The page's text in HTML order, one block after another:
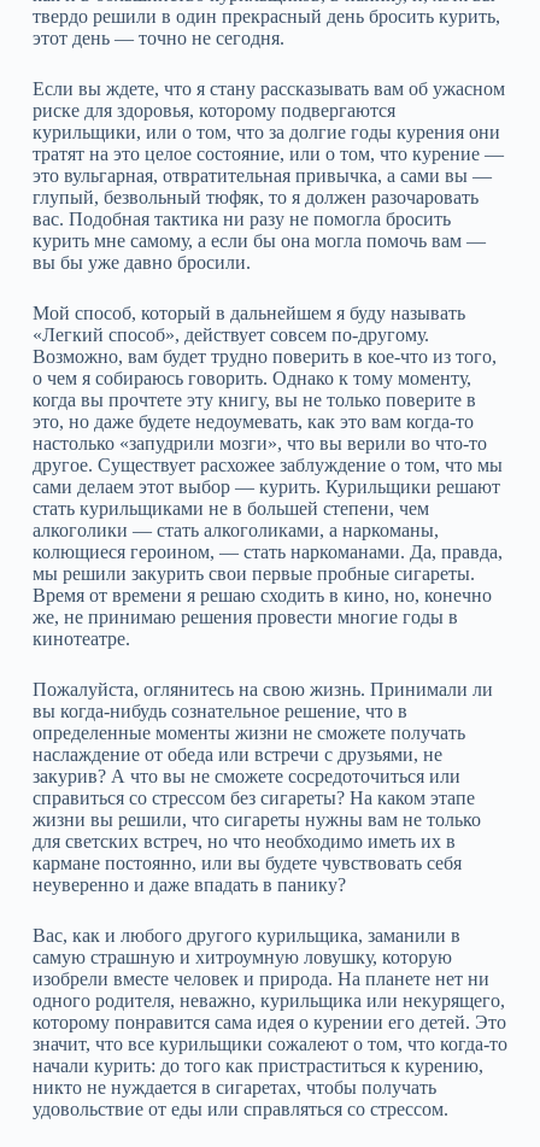
твердо решили в один прекрасный день бросить курить,
этот день — точно не сегодня.
Если вы ждете, что я стану рассказывать вам об ужасном
риске для здоровья, которому подвергаются
курильщики, или о том, что за долгие годы курения они
тратят на это целое состояние, или о том, что курение —
это вульгарная, отвратительная привычка, а сами вы —
глупый, безвольный тюфяк, то я должен разочаровать
вас. Подобная тактика ни разу не помогла бросить
курить мне самому, а если бы она могла помочь вам —
вы бы уже давно бросили.
Мой способ, который в дальнейшем я буду называть
«Легкий способ», действует совсем по‑другому.
Возможно, вам будет трудно поверить в кое‑что из того,
о чем я собираюсь говорить. Однако к тому моменту,
когда вы прочтете эту книгу, вы не только поверите в
это, но даже будете недоумевать, как это вам когда‑то
настолько «запудрили мозги», что вы верили во что‑то
другое. Существует расхожее заблуждение о том, что мы
сами делаем этот выбор — курить. Курильщики решают
стать курильщиками не в большей степени, чем
алкоголики — стать алкоголиками, а наркоманы,
колющиеся героином, — стать наркоманами. Да, правда,
мы решили закурить свои первые пробные сигареты.
Время от времени я решаю сходить в кино, но, конечно
же, не принимаю решения провести многие годы в
кинотеатре.
Пожалуйста, оглянитесь на свою жизнь. Принимали ли
вы когда‑нибудь сознательное решение, что в
определенные моменты жизни не сможете получать
наслаждение от обеда или встречи с друзьями, не
закурив? А что вы не сможете сосредоточиться или
справиться со стрессом без сигареты? На каком этапе
жизни вы решили, что сигареты нужны вам не только
для светских встреч, но что необходимо иметь их в
кармане постоянно, или вы будете чувствовать себя
неуверенно и даже впадать в панику?
Вас, как и любого другого курильщика, заманили в
самую страшную и хитроумную ловушку, которую
изобрели вместе человек и природа. На планете нет ни
одного родителя, неважно, курильщика или некурящего,
которому понравится сама идея о курении его детей. Это
значит, что все курильщики сожалеют о том, что когда‑то
начали курить: до того как пристраститься к курению,
никто не нуждается в сигаретах, чтобы получать
удовольствие от еды или справляться со стрессом.